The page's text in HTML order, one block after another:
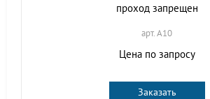
проход запрещен
арт. A10
Цена по запросу
Заказать